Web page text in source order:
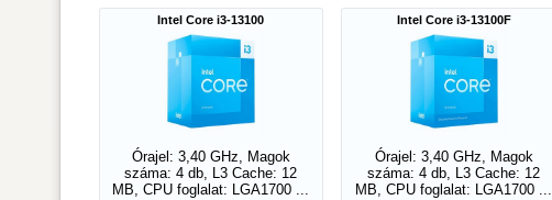
Intel Core i3-13100
Órajel: 3,40 GHz, Magok
száma: 4 db, L3 Cache: 12
MB, CPU foglalat: LGA1700 ...
Intel Core i3-13100F
Órajel: 3,40 GHz, Magok
száma: 4 db, L3 Cache: 12
MB, CPU foglalat: LGA1700 ...